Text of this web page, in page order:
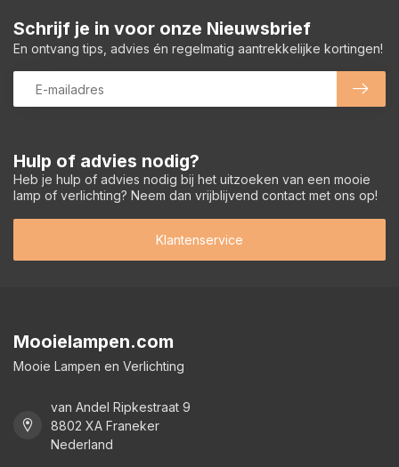
Hulp of advies nodig?
Heb je hulp of advies nodig bij het uitzoeken van een mooie
lamp of verlichting? Neem dan vrijblijvend contact met ons op!
Klantenservice
Schrijf je in voor onze Nieuwsbrief
En ontvang tips, advies én regelmatig aantrekkelijke kortingen!
Mooielampen.com
Mooie Lampen en Verlichting
van Andel Ripkestraat 9
8802 XA Franeker
Nederland